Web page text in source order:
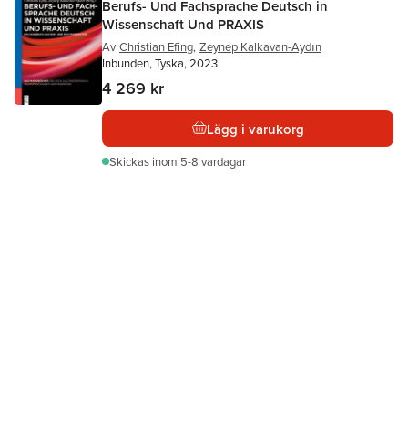
Berufs- Und Fachsprache Deutsch in
Wissenschaft Und PRAXIS
Av Christian Efing, Zeynep Kalkavan-Aydın
Inbunden, Tyska, 2023
4 269 kr
Lägg i varukorg
Skickas inom 5-8 vardagar